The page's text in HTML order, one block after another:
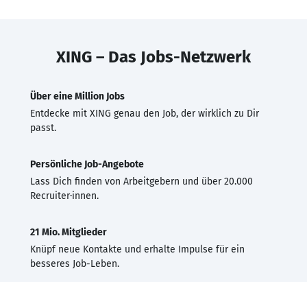
XING – Das Jobs-Netzwerk
Über eine Million Jobs
Entdecke mit XING genau den Job, der wirklich zu Dir
passt.
Persönliche Job-Angebote
Lass Dich finden von Arbeitgebern und über 20.000
Recruiter·innen.
21 Mio. Mitglieder
Knüpf neue Kontakte und erhalte Impulse für ein
besseres Job-Leben.